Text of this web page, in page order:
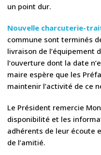
un point dur.
Nouvelle charcuterie-
commune sont terminés
livraison de l’équipement
l‘ouverture dont la date
maire espère que les
maintenir l’activité de ce
Le Président remercie
disponibilité et les
adhérents de leur écoute
de l’amitié.